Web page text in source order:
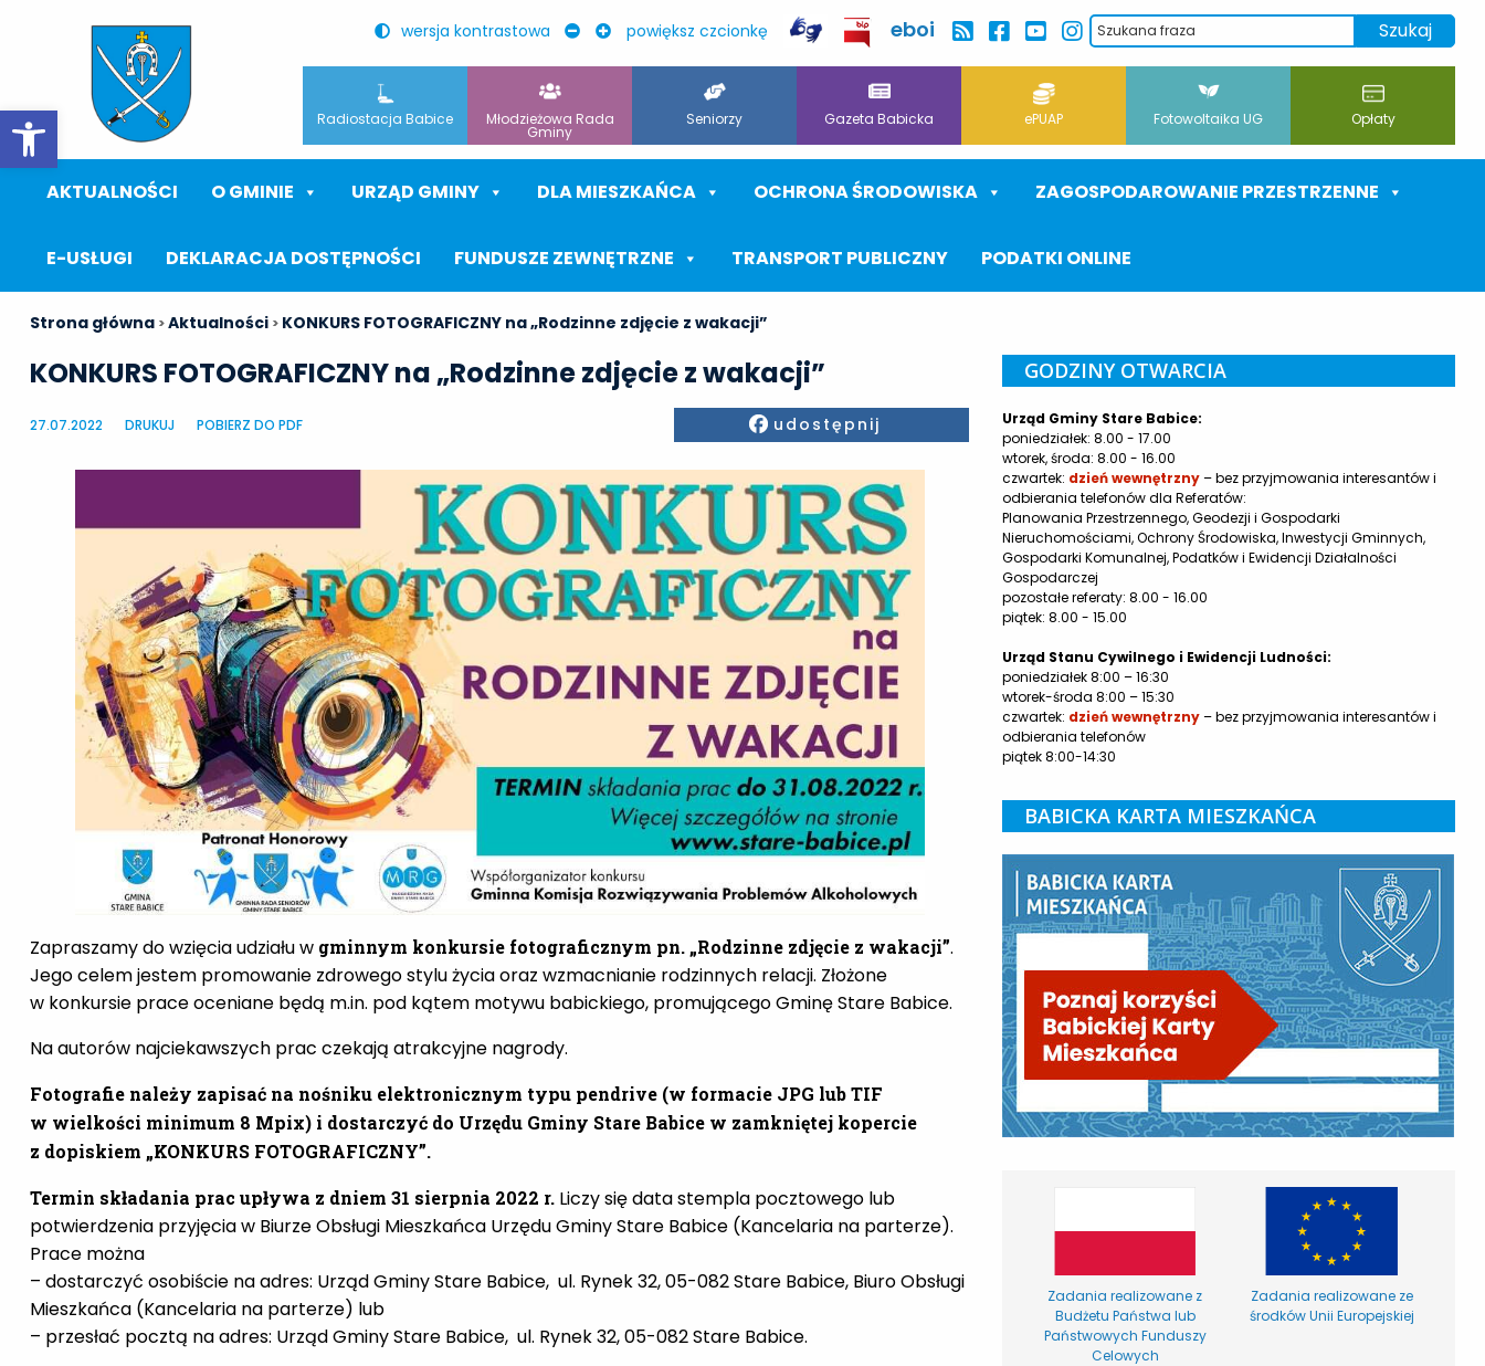
Otwórz pasek narzędzi
wersja kontrastowa powiększ czcionkę eboi
Radiostacja Babice Młodzieżowa Rada
Gminy
Seniorzy Gazeta Babicka ePUAP Fotowoltaika UG Opłaty
AKTUALNOŚCI O GMINIE URZĄD GMINY DLA MIESZKAŃCA OCHRONA ŚRODOWISKA ZAGOSPODAROWANIE PRZESTRZENNE
E-USŁUGI DEKLARACJA DOSTĘPNOŚCI FUNDUSZE ZEWNĘTRZNE TRANSPORT PUBLICZNY PODATKI ONLINE
Strona główna >Aktualności > KONKURS FOTOGRAFICZNY na „Rodzinne zdjęcie z wakacji”
KONKURS FOTOGRAFICZNY na „Rodzinne zdjęcie z wakacji”
27.07.2022 DRUKUJ POBIERZ DO PDF Facebook
udostępnij
Zapraszamy do wzięcia udziału w gminnym konkursie fotograficznym pn. „Rodzinne zdjęcie z wakacji”.
Jego celem jestem promowanie zdrowego stylu życia oraz wzmacnianie rodzinnych relacji. Złożone
w konkursie prace oceniane będą m.in. pod kątem motywu babickiego, promującego Gminę Stare Babice.
Na autorów najciekawszych prac czekają atrakcyjne nagrody.
Fotografie należy zapisać na nośniku elektronicznym typu pendrive (w formacie JPG lub TIF
w wielkości minimum 8 Mpix) i dostarczyć do Urzędu Gminy Stare Babice w zamkniętej kopercie
z dopiskiem „KONKURS FOTOGRAFICZNY”.
Termin składania prac upływa z dniem 31 sierpnia 2022 r. Liczy się data stempla pocztowego lub
potwierdzenia przyjęcia w Biurze Obsługi Mieszkańca Urzędu Gminy Stare Babice (Kancelaria na parterze).
Prace można
– dostarczyć osobiście na adres: Urząd Gminy Stare Babice, ul. Rynek 32, 05-082 Stare Babice, Biuro Obsługi
Mieszkańca (Kancelaria na parterze) lub
– przesłać pocztą na adres: Urząd Gminy Stare Babice, ul. Rynek 32, 05-082 Stare Babice.
GODZINY OTWARCIA
Urząd Gminy Stare Babice:
poniedziałek: 8.00 - 17.00
wtorek, środa: 8.00 - 16.00
czwartek: dzień wewnętrzny– bez przyjmowania interesantów i
odbierania telefonów dla Referatów:
Planowania Przestrzennego, Geodezji i Gospodarki
Nieruchomościami, Ochrony Środowiska, Inwestycji Gminnych,
Gospodarki Komunalnej, Podatków i Ewidencji Działalności
Gospodarczej
pozostałe referaty: 8.00 - 16.00
piątek: 8.00 - 15.00
Urząd Stanu Cywilnego i Ewidencji Ludności:
poniedziałek 8:00 – 16:30
wtorek-środa 8:00 – 15:30
czwartek: dzień wewnętrzny– bez przyjmowania interesantów i
odbierania telefonów
piątek 8:00-14:30
BABICKA KARTA MIESZKAŃCA
Zadania realizowane z
Budżetu Państwa lub
Państwowych Funduszy
Celowych
Zadania realizowane ze
środków Unii Europejskiej